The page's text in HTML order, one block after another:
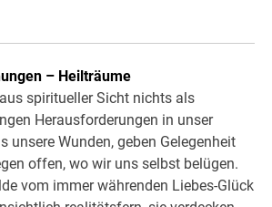
– Heilträume
spiritueller Sicht nichts als
Herausforderungen in unser
unsere Wunden, geben Gelegenheit
offen, wo wir uns selbst belügen.
vom immer währenden Liebes-Glück